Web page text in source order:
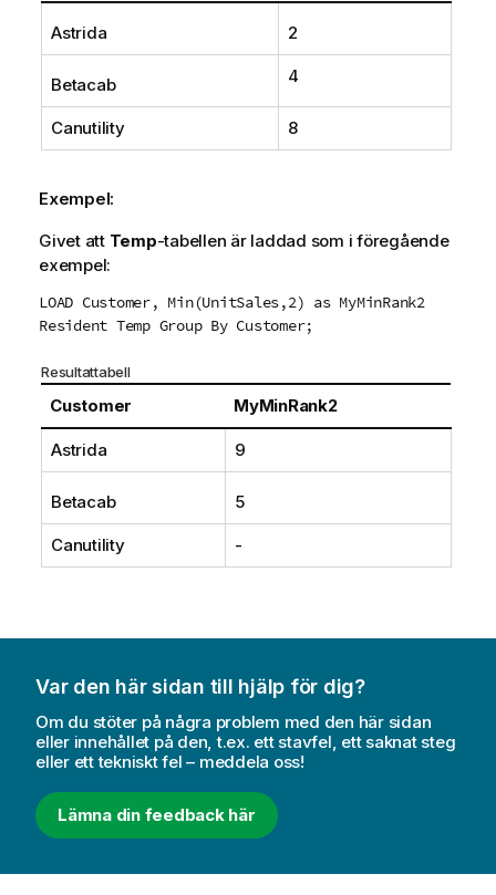
Astrida 2
Betacab 4
Canutility 8
Exempel:
Givet att Temp-tabellen är laddad som i föregående
exempel:
LOAD Customer, Min(UnitSales,2) as MyMinRank2
Resident Temp Group By Customer;
Resultattabell
Customer MyMinRank2
Astrida 9
Betacab 5
Canutility -
Var den här sidan till hjälp för dig?
Om du stöter på några problem med den här sidan
eller innehållet på den, t.ex. ett stavfel, ett saknat steg
eller ett tekniskt fel – meddela oss!
Lämna din feedback här